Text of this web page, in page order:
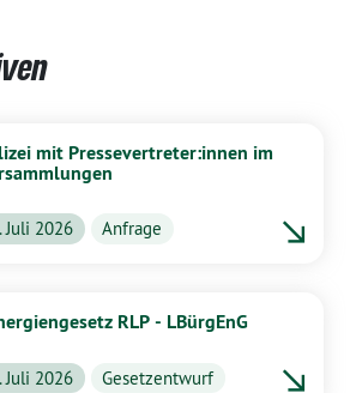
mit Pressevertreter:innen im
Juli 2026 Anfrage
RLP - LBürgEnG
Juli 2026 Gesetzentwurf